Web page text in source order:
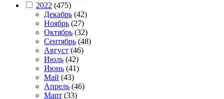
2022 (475)
Декабрь (42)
Ноябрь (27)
Октябрь (32)
Сентябрь (48)
Август (46)
Июль (42)
Июнь (41)
Май (43)
Апрель (46)
Март (33)